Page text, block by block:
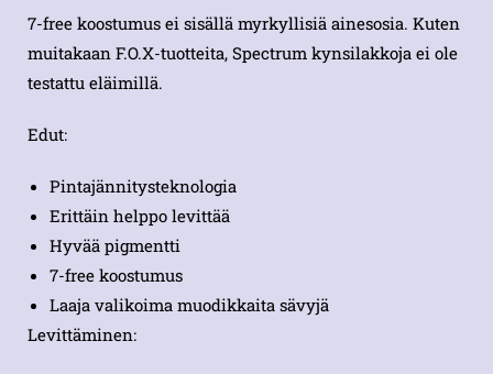
7-free koostumus ei sisällä myrkyllisiä ainesosia. Kuten
muitakaan F.O.X-tuotteita, Spectrum kynsilakkoja ei ole
testattu eläimillä.
Edut:
Pintajännitysteknologia
Erittäin helppo levittää
Hyvää pigmentti
7-free koostumus
Laaja valikoima muodikkaita sävyjä
Levittäminen: